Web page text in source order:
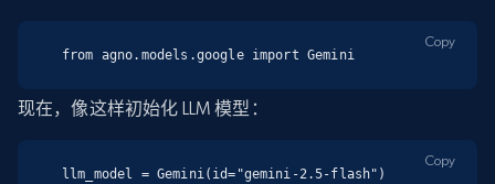
from agno.models.google import Gemini
Copy
现在，像这样初始化 LLM 模型：
llm_model = Gemini(id="gemini-2.5-flash")
Copy